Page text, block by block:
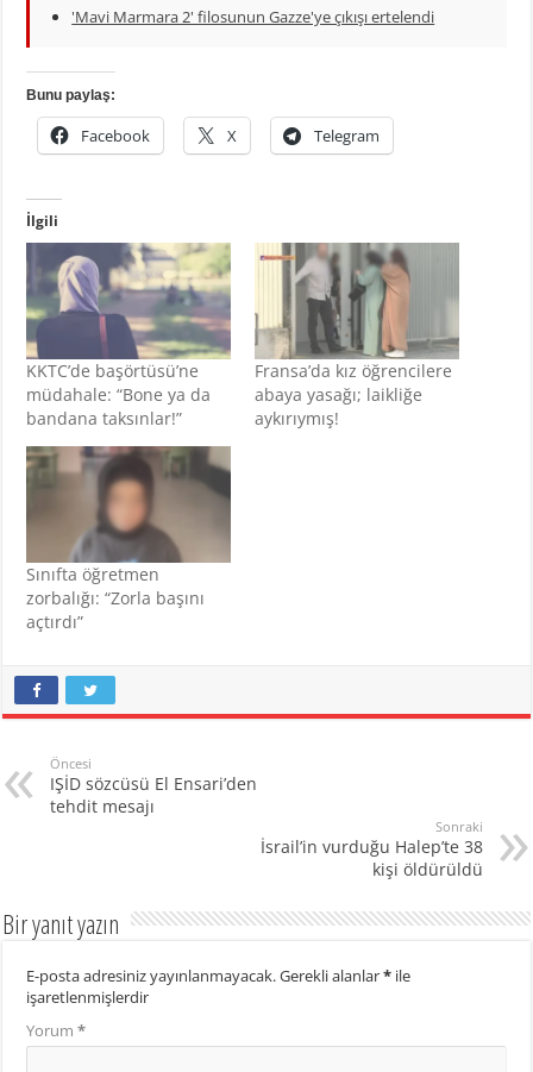
'Mavi Marmara 2' filosunun Gazze'ye çıkışı ertelendi
Bunu paylaş:
Facebook X Telegram
İlgili
KKTC’de başörtüsü’ne
müdahale: “Bone ya da
bandana taksınlar!”
Fransa’da kız öğrencilere
abaya yasağı; laikliğe
aykırıymış!
Sınıfta öğretmen
zorbalığı: “Zorla başını
açtırdı”
Öncesi
IŞİD sözcüsü El Ensari’den
tehdit mesajı
Sonraki
İsrail’in vurduğu Halep’te 38
kişi öldürüldü
Bir yanıt yazın
E-posta adresiniz yayınlanmayacak.Gerekli alanlar* ile
işaretlenmişlerdir
Yorum*